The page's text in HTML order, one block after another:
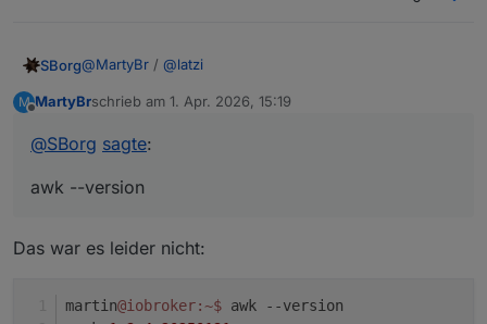
SBorg@MartyBr / @latzi
Sieht fast identisch aus. Mir ist gerade ein Unterschied
berücksichtigt habe. >3.6.0 wird nun auch der Befehl
installiert (und ich prüfe aktuell auch nicht ob er
"command not found
M MartyBrschrieb am 1. Apr. 2026, 15:19
zuletzt editiert von
@SBorg sagte:
awk --version
Das war es leider nicht:
martin@iobroker:~$ awk --version